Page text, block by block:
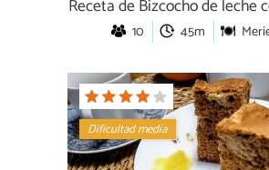
Receta de Bizcocho de leche
10 45m
Dificultad media